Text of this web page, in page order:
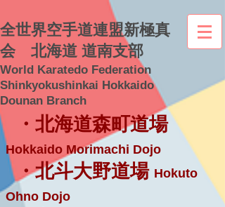
全世界空手道連盟新極真
会 北海道 道南支部
World Karatedo Federation
Shinkyokushinkai Hokkaido
Dounan Branch
・北海道森町道場
Hokkaido Morimachi Dojo
・北斗大野道場 Hokuto
Ohno Dojo